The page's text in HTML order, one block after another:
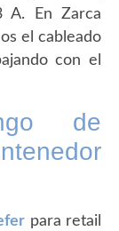
A. En Zarca
el cableado
con el
de
para retail